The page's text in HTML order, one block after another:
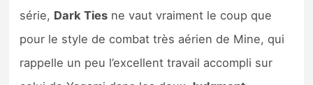
série, Dark Ties ne vaut vraiment le coup que
pour le style de combat très aérien de Mine, qui
rappelle un peu l’excellent travail accompli sur